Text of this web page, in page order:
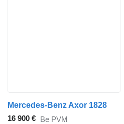
Mercedes-Benz Axor 1828
16 900 € Be PVM